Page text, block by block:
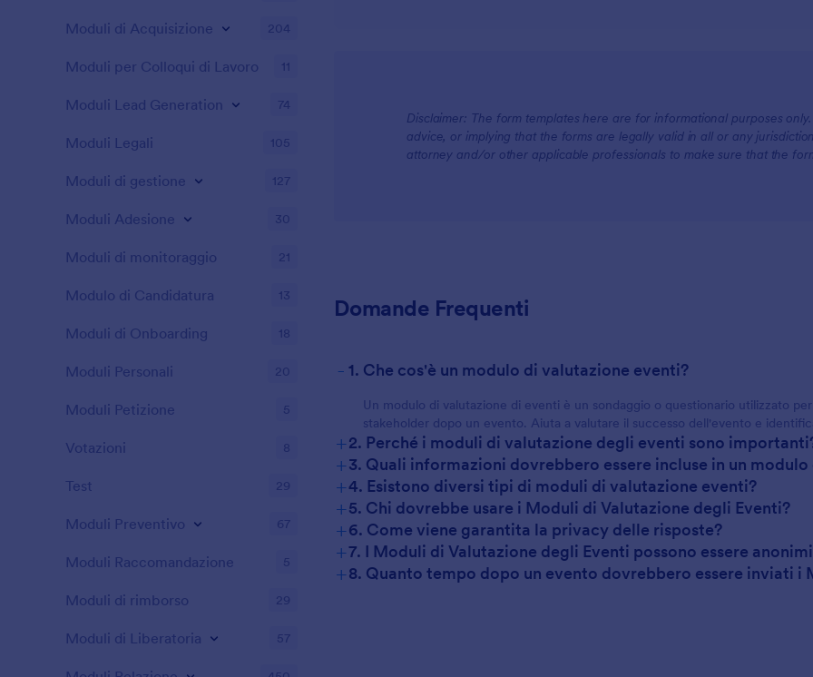
Disclaimer: The form templates here are for informational purposes
advice, or implying that the forms are legally valid in all or any
attorney and/or other applicable professionals to make sure that the
Domande Frequenti
- 1. Che cos'è un modulo di valutazione eventi?
Un modulo di valutazione di eventi è un sondaggio o questionario utilizzato
stakeholder dopo un evento. Aiuta a valutare il successo dell'evento e
+2. Perché i moduli di valutazione degli eventi sono
+3. Quali informazioni dovrebbero essere incluse in un
+4. Esistono diversi tipi di moduli di valutazione eventi?
+5. Chi dovrebbe usare i Moduli di Valutazione degli Eventi?
+6. Come viene garantita la privacy delle risposte?
+7. I Moduli di Valutazione degli Eventi possono essere
+8. Quanto tempo dopo un evento dovrebbero essere inviati i
Moduli di Acquisizione 204
Moduli per Colloqui di Lavoro 11
Moduli Lead Generation 74
Moduli Legali 105
Moduli di gestione 127
Moduli Adesione 30
Moduli di monitoraggio 21
Modulo di Candidatura 13
Moduli di Onboarding 18
Moduli Personali 20
Moduli Petizione 5
Votazioni 8
Test 29
Moduli Preventivo 67
Moduli Raccomandazione 5
Moduli di rimborso 29
Moduli di Liberatoria 57